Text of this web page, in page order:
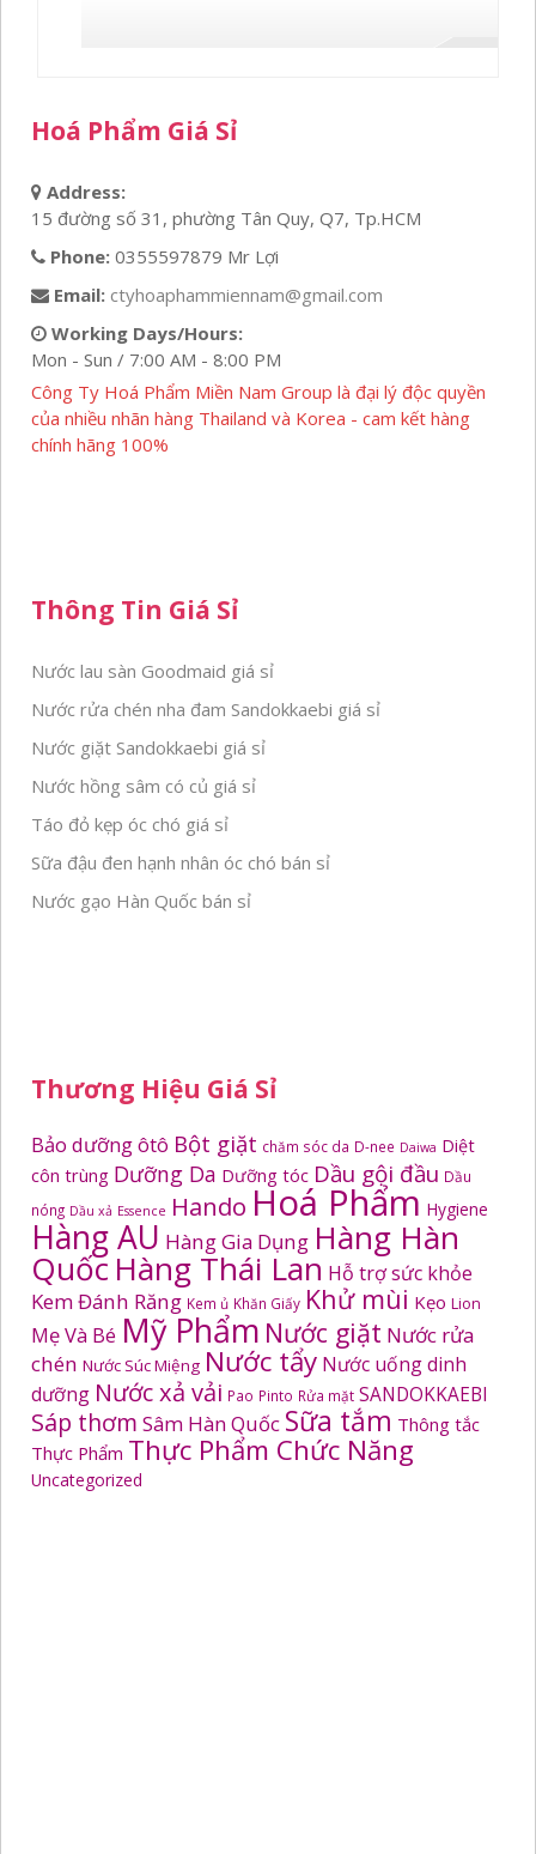
Hoá Phẩm Giá Sỉ
Address:
15 đường số 31, phường Tân Quy, Q7, Tp.HCM
Phone: 0355597879 Mr Lợi
Email: ctyhoaphammiennam@gmail.com
Working Days/Hours:
Mon - Sun / 7:00 AM - 8:00 PM
Công Ty Hoá Phẩm Miền Nam Group là đại lý độc quyền
của nhiều nhãn hàng Thailand và Korea - cam kết hàng
chính hãng 100%
Thông Tin Giá Sỉ
Nước lau sàn Goodmaid giá sỉ
Nước rửa chén nha đam Sandokkaebi giá sỉ
Nước giặt Sandokkaebi giá sỉ
Nước hồng sâm có củ giá sỉ
Táo đỏ kẹp óc chó giá sỉ
Sữa đậu đen hạnh nhân óc chó bán sỉ
Nước gạo Hàn Quốc bán sỉ
Thương Hiệu Giá Sỉ
Bảo dưỡng ôtô Bột giặt chăm sóc da D-nee Daiwa Diệt
côn trùng Dưỡng Da Dưỡng tóc Dầu gội đầu Dầu
nóng Dầu xả Essence Hando Hoá Phẩm Hygiene
Hàng AU Hàng Gia Dụng Hàng Hàn
Quốc Hàng Thái Lan Hỗ trợ sức khỏe
Kem Đánh Răng Kem ủ Khăn Giấy Khử mùi Kẹo Lion
Mẹ Và Bé Mỹ Phẩm Nước giặt Nước rửa
chén Nước Súc Miệng Nước tẩy Nước uống dinh
dưỡng Nước xả vải Pao Pinto Rửa mặt SANDOKKAEBI
Sáp thơm Sâm Hàn Quốc Sữa tắm Thông tắc
Thực Phẩm Thực Phẩm Chức Năng
Uncategorized